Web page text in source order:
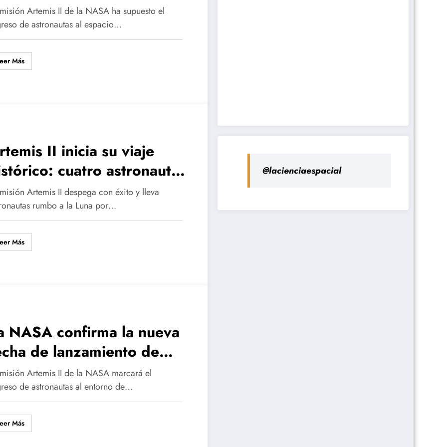
humanos a la órbita
Artemis II de la NASA ha supuesto el
de astronautas al espacio…
Más
II inicia su viaje
cuatro astronautas
a la Luna
Artemis II despega con éxito y lleva
rumbo a la Luna por…
Más
NASA confirma la nueva
de lanzamiento de
II
Artemis II de la NASA marcará el
de astronautas al entorno de…
Más
@lacienciaespacial